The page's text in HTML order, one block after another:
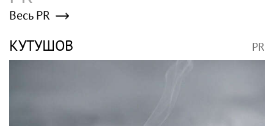
Poisk-music.ru
постера